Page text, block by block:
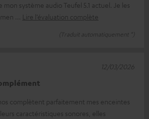
mon système audio Teufel 5.1 actuel. Je les
Lire l’évaluation complète
(Traduit automatiquement *)
complètent parfaitement mes enceintes
caractéristiques sonores, elles
12/03/2026